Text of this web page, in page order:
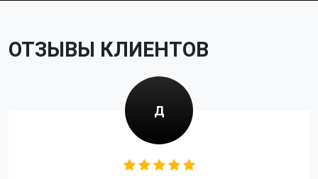
ОТЗЫВЫ КЛИЕНТОВ
Д